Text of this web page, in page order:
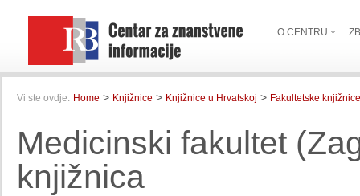
O CENTRU
Vi ste ovdje: Home > Knjižnice > Knjižnice u Hrvatskoj > Fakultetske knjižnice
Medicinski fakultet
knjižnica